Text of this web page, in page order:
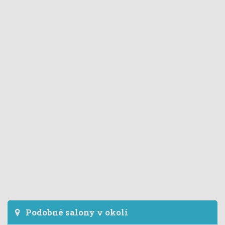
Podobné salony v okolí